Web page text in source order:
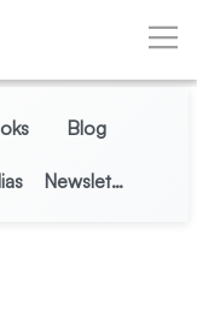
Blog
Newsletter